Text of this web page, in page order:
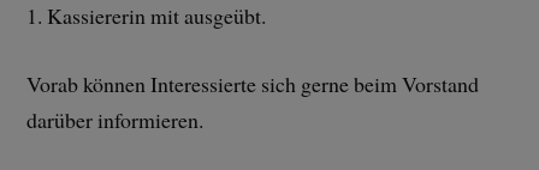
1. Kassiererin mit ausgeübt.
Vorab können Interessierte sich gerne beim Vorstand
darüber informieren.